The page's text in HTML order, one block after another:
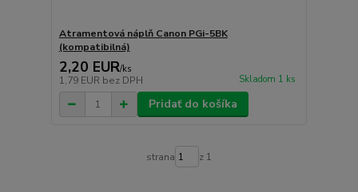
Atramentová náplň Canon PGi-5BK
(kompatibilná)
2,20 EUR/ks
1,79 EUR bez DPH Skladom 1 ks
Pridať do košíka
strana z 1